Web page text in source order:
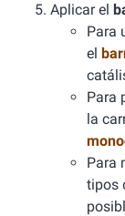
Aplicar el
Para
el
Para
la
Para
tipos